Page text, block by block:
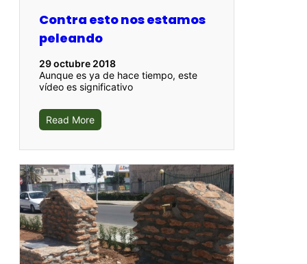
Contra esto nos estamos
peleando
29 octubre 2018
Aunque es ya de hace tiempo, este
vídeo es significativo
Read More